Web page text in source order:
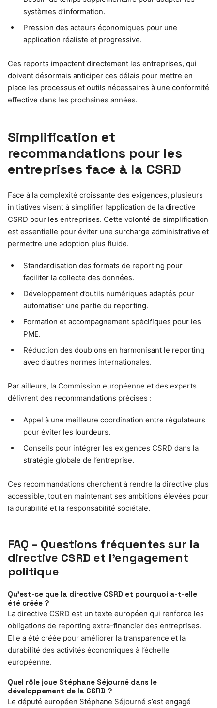
systèmes d’information.
Pression des acteurs économiques pour une
application réaliste et progressive.
Ces reports impactent directement les entreprises, qui
doivent désormais anticiper ces délais pour mettre en
place les processus et outils nécessaires à une conformité
effective dans les prochaines années.
Simplification et
recommandations pour les
entreprises face à la CSRD
Face à la complexité croissante des exigences, plusieurs
initiatives visent à simplifier l’application de la directive
CSRD pour les entreprises. Cette volonté de simplification
est essentielle pour éviter une surcharge administrative et
permettre une adoption plus fluide.
Standardisation des formats de reporting pour
faciliter la collecte des données.
Développement d’outils numériques adaptés pour
automatiser une partie du reporting.
Formation et accompagnement spécifiques pour les
PME.
Réduction des doublons en harmonisant le reporting
avec d’autres normes internationales.
Par ailleurs, la Commission européenne et des experts
délivrent des recommandations précises :
Appel à une meilleure coordination entre régulateurs
pour éviter les lourdeurs.
Conseils pour intégrer les exigences CSRD dans la
stratégie globale de l’entreprise.
Ces recommandations cherchent à rendre la directive plus
accessible, tout en maintenant ses ambitions élevées pour
la durabilité et la responsabilité sociétale.
FAQ – Questions fréquentes sur la
directive CSRD et l’engagement
politique
Qu’est-ce que la directive CSRD et pourquoi a-t-elle
été créée ?
La directive CSRD est un texte européen qui renforce les
obligations de reporting extra-financier des entreprises.
Elle a été créée pour améliorer la transparence et la
durabilité des activités économiques à l’échelle
européenne.
Quel rôle joue Stéphane Séjourné dans le
développement de la CSRD ?
Le député européen Stéphane Séjourné s’est engagé